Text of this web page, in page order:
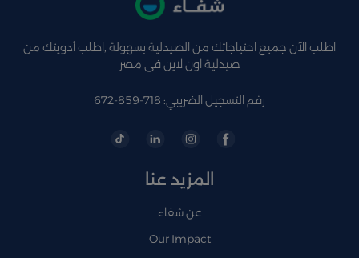
اطلب الآن جميع احتياجاتك من الصيدلية بسهولة ,اطلب أدويتك من
صيدلية اون لاين فى مصر
رقم التسجيل الضريبي: 718-859-672
المزيد عنا
عن شفاء
Our Impact